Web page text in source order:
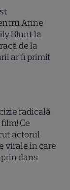
Anne
Blunt la
de la
ar fi primit
radicală
Ce
actorul
virale în care
dans